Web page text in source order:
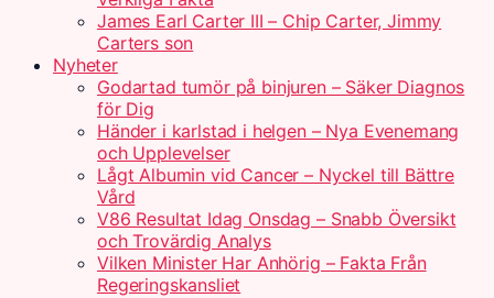
James Earl Carter III – Chip Carter, Jimmy
Carters son
Nyheter
Godartad tumör på binjuren – Säker Diagnos
för Dig
Händer i karlstad i helgen – Nya Evenemang
och Upplevelser
Lågt Albumin vid Cancer – Nyckel till Bättre
Vård
V86 Resultat Idag Onsdag – Snabb Översikt
och Trovärdig Analys
Vilken Minister Har Anhörig – Fakta Från
Regeringskansliet